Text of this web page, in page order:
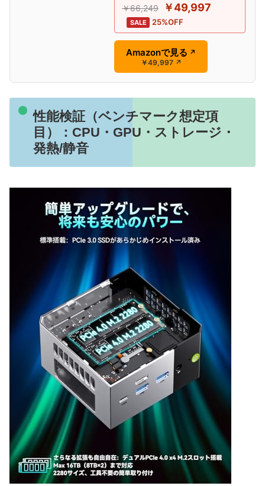
￥66,249 ￥49,997
SALE 25%OFF
Amazonで見る ↗
￥49,997 ↗
性能検証（ベンチマーク想定項
目）：CPU・GPU・ストレージ・
発熱/静音